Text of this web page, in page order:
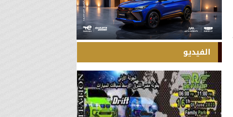
الفيديو